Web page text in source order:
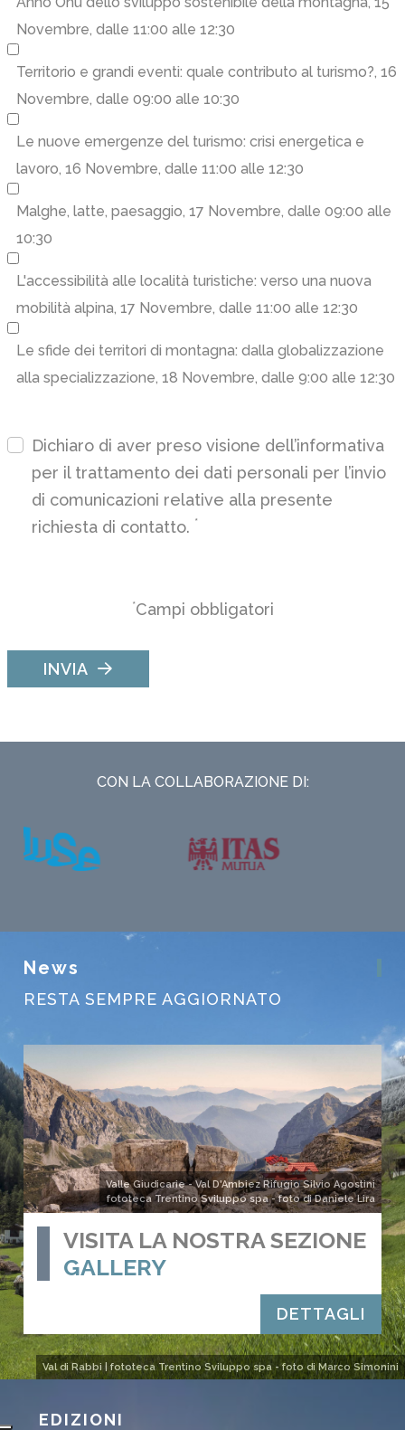
Novembre, dalle 11:00 alle 12:30
Territorio e grandi eventi: quale contributo al turismo?, 16
Novembre, dalle 09:00 alle 10:30
Le nuove emergenze del turismo: crisi energetica e
lavoro, 16 Novembre, dalle 11:00 alle 12:30
Malghe, latte, paesaggio, 17 Novembre, dalle 09:00 alle
10:30
L'accessibilità alle località turistiche: verso una nuova
mobilità alpina, 17 Novembre, dalle 11:00 alle 12:30
Le sfide dei territori di montagna: dalla globalizzazione
alla specializzazione, 18 Novembre, dalle 9:00 alle 12:30
Dichiaro di aver preso visione dell’informativa
per il trattamento dei dati personali per l’invio
di comunicazioni relative alla presente
richiesta di contatto. *
*Campi obbligatori
INVIA
CON LA COLLABORAZIONE DI:
Val di Rabbi | fototeca Trentino Sviluppo spa - foto di Marco Simonini
News
RESTA SEMPRE AGGIORNATO
Valle Giudicarie - Val D'Ambiez Rifugio Silvio Agostini
fototeca Trentino Sviluppo spa - foto di Daniele Lira
VISITA LA NOSTRA SEZIONE
GALLERY
DETTAGLI
EDIZIONI